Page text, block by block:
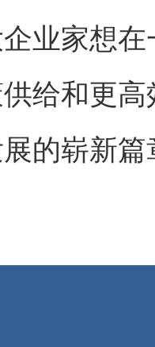
业家想在
给和更高
的崭新篇